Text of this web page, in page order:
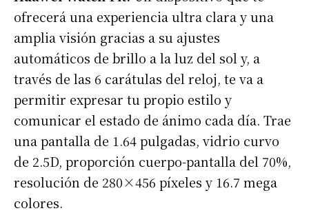
ofrecerá una experiencia ultra clara y una
amplia visión gracias a su ajustes
automáticos de brillo a la luz del sol y, a
través de las 6 carátulas del reloj, te va a
permitir expresar tu propio estilo y
comunicar el estado de ánimo cada día. Trae
una pantalla de 1.64 pulgadas, vidrio curvo
de 2.5D, proporción cuerpo-pantalla del 70%,
resolución de 280×456 píxeles y 16.7 mega
colores.